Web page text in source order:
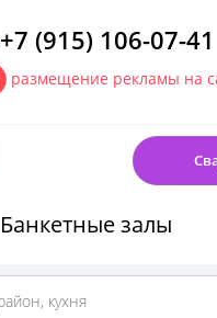
+7 (915) 106-07-41
размещение рекламы на
Банкетные залы